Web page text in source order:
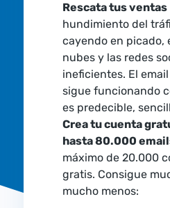
Rescata tus ventas
hundimiento del
cayendo en picado,
nubes y las redes
ineficientes. El
sigue funcionando
es predecible,
Crea tu cuenta
hasta 80.000
máximo de 20.000
gratis. Consigue
mucho menos: